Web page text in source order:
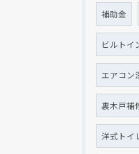
補助金
ビルトイ
エアコン
裏木戸補
洋式トイ